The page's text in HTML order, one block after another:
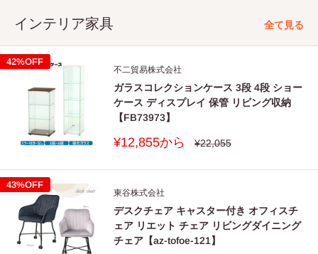
インテリア家具 全て見る
42%OFF
不二貿易株式会社
ガラスコレクションケース 3段 4段 ショー
ケース ディスプレイ 保管 リビング収納
【FB73973】
販
価
¥12,855から
通
格
¥22,055
43%OFF
東谷株式会社
デスクチェア キャスター付き オフィスチ
ェア リエット チェア リビングダイニング
チェア【az-tofoe-121】